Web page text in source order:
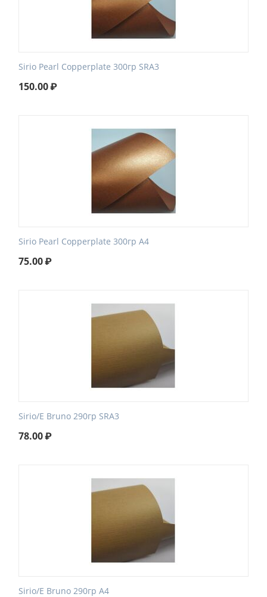
Sirio Pearl Сopperplate 300гр SRA3
150.00₽
Sirio Pearl Сopperplate 300гр А4
75.00₽
Sirio/E Bruno 290гр SRA3
78.00₽
Sirio/E Bruno 290гр А4